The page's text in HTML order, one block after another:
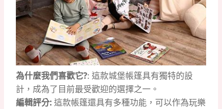
為什麼我們喜歡它?: 這款城堡帳篷具有獨特的設
計，成為了目前最受歡迎的選擇之一。
編輯評分: 這款帳篷還具有多種功能，可以作為玩樂